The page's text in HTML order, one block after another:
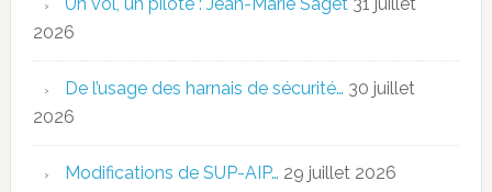
Un vol, un pilote : Jean-Marie Saget 31 juillet
2026
De l’usage des harnais de sécurité… 30 juillet
2026
Modifications de SUP-AIP… 29 juillet 2026